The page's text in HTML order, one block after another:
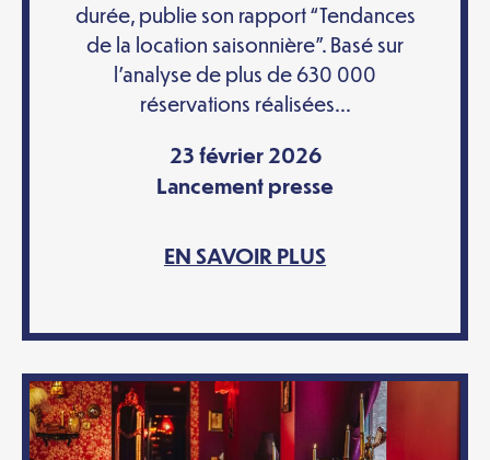
durée, publie son rapport “Tendances
de la location saisonnière”. Basé sur
l’analyse de plus de 630 000
réservations réalisées...
23 février 2026
Lancement presse
EN SAVOIR PLUS